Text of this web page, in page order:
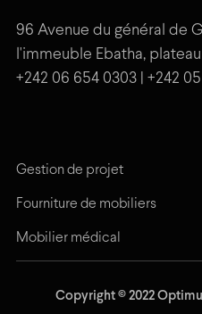
96 Avenue du général de
l'immeuble Ebatha,
+242 06 654 0303 | +242
Gestion de projet
Fourniture de mobiliers
Mobilier médical
Copyright © 2022